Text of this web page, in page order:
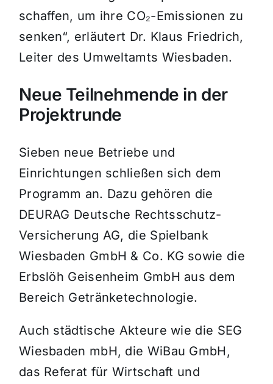
schaffen, um ihre CO₂-Emissionen zu
senken“, erläutert Dr. Klaus Friedrich,
Leiter des Umweltamts Wiesbaden.
Neue Teilnehmende in der
Projektrunde
Sieben neue Betriebe und
Einrichtungen schließen sich dem
Programm an. Dazu gehören die
DEURAG Deutsche Rechtsschutz-
Versicherung AG, die Spielbank
Wiesbaden GmbH & Co. KG sowie die
Erbslöh Geisenheim GmbH aus dem
Bereich Getränketechnologie.
Auch städtische Akteure wie die SEG
Wiesbaden mbH, die WiBau GmbH,
das Referat für Wirtschaft und